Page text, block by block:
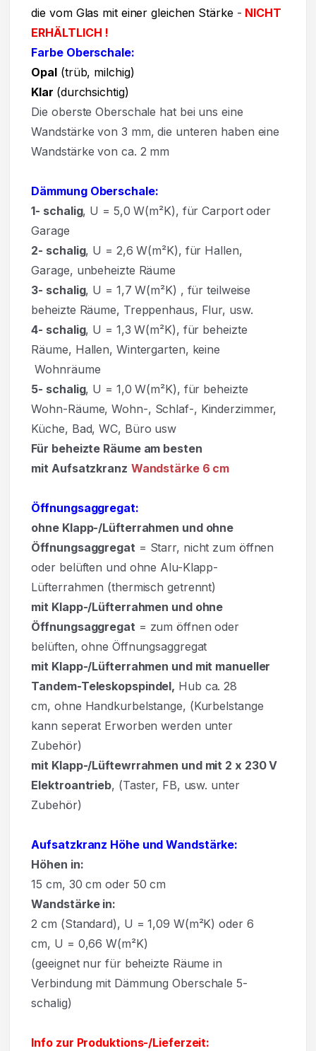
die vom Glas mit einer gleichen Stärke - NICHT
ERHÄLTLICH !
Farbe Oberschale:
Opal (trüb, milchig)
Klar (durchsichtig)
Die oberste Oberschale hat bei uns eine
Wandstärke von 3 mm, die unteren haben eine
Wandstärke von ca. 2 mm
Dämmung Oberschale:
1- schalig, U = 5,0 W(m²K), für Carport oder
Garage
2- schalig, U = 2,6 W(m²K), für Hallen,
Garage, unbeheizte Räume
3- schalig, U = 1,7 W(m²K) , für teilweise
beheizte Räume, Treppenhaus, Flur, usw.
4- schalig, U = 1,3 W(m²K), für beheizte
Räume, Hallen, Wintergarten, keine
Wohnräume
5- schalig, U = 1,0 W(m²K), für beheizte
Wohn-Räume, Wohn-, Schlaf-, Kinderzimmer,
Küche, Bad, WC, Büro usw
Für beheizte Räume am besten
mit Aufsatzkranz Wandstärke 6 cm
Öffnungsaggregat:
ohne Klapp-/Lüfterrahmen und ohne
Öffnungsaggregat = Starr, nicht zum öffnen
oder belüften und ohne Alu-Klapp-
Lüfterrahmen (thermisch getrennt)
mit Klapp-/Lüfterrahmen und ohne
Öffnungsaggregat= zum öffnen oder
belüften, ohne Öffnungsaggregat
mit Klapp-/Lüfterrahmen und mit manueller
Tandem-Teleskopspindel, Hub ca. 28
cm, ohne Handkurbelstange, (Kurbelstange
kann seperat Erworben werden unter
Zubehör)
mit Klapp-/Lüftewrrahmen und mit 2 x 230 V
Elektroantrieb, (Taster, FB, usw. unter
Zubehör)
Aufsatzkranz Höhe und Wandstärke:
Höhen in:
15 cm, 30 cm oder 50 cm
Wandstärke in:
2 cm (Standard), U = 1,09 W(m²K) oder 6
cm, U = 0,66 W(m²K)
(geeignet nur für beheizte Räume in
Verbindung mit Dämmung Oberschale 5-
schalig)
Info zur Produktions-/Lieferzeit: